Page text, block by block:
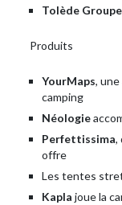
Tolède Groupe
Produits
YourMaps,
camping
Néologie
Perfettissima,
offre
Les tentes
Kapla joue la